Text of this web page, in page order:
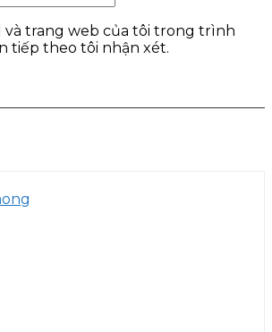
và trang web của tôi trong trình
tiếp theo tôi nhận xét.